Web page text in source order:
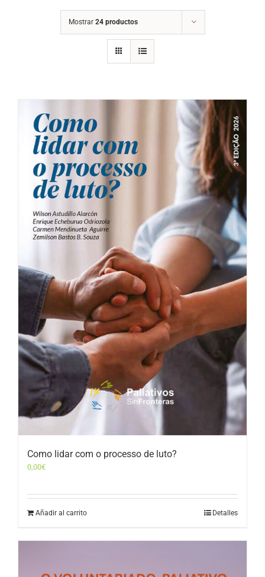
Mostrar 24 productos
Como lidar com o processo de luto?
0,00€
Añadir al carrito Detalles